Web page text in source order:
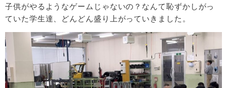
子供がやるようなゲームじゃないの？なんて恥ずかしがっ
ていた学生達、どんどん盛り上がっていきました。